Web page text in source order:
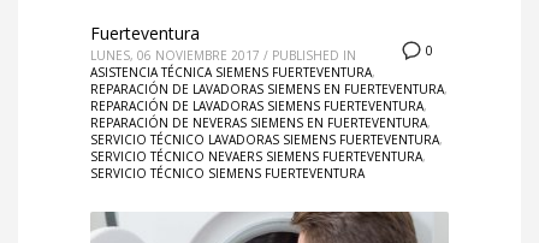
0
Fuerteventura
LUNES, 06 NOVIEMBRE 2017 / PUBLISHED IN
ASISTENCIA TÉCNICA SIEMENS FUERTEVENTURA,
REPARACIÓN DE LAVADORAS SIEMENS EN FUERTEVENTURA,
REPARACIÓN DE LAVADORAS SIEMENS FUERTEVENTURA,
REPARACIÓN DE NEVERAS SIEMENS EN FUERTEVENTURA,
SERVICIO TÉCNICO LAVADORAS SIEMENS FUERTEVENTURA,
SERVICIO TÉCNICO NEVAERS SIEMENS FUERTEVENTURA,
SERVICIO TÉCNICO SIEMENS FUERTEVENTURA